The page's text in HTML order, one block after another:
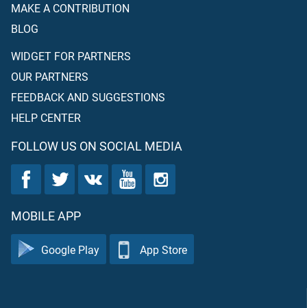
MAKE A CONTRIBUTION
BLOG
WIDGET FOR PARTNERS
OUR PARTNERS
FEEDBACK AND SUGGESTIONS
HELP CENTER
FOLLOW US ON SOCIAL MEDIA
MOBILE APP
Google Play App Store